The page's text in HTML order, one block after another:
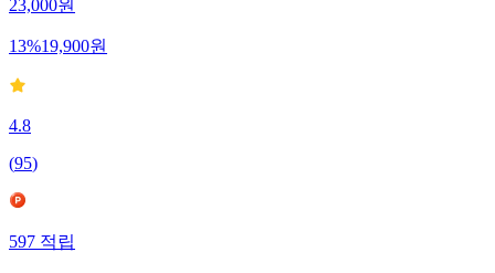
23,000원
13%19,900원
4.8
(95)
597 적립